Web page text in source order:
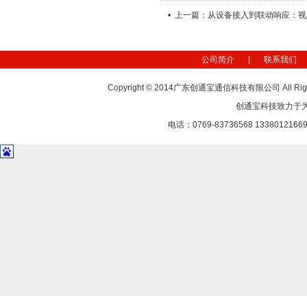
• 上一篇：从设备接入到联动响应：
公司简介 联系我们
Copyright © 2014广东创通宝通信科技有限公司 All
创通宝科技致力于
电话：0769-83736568